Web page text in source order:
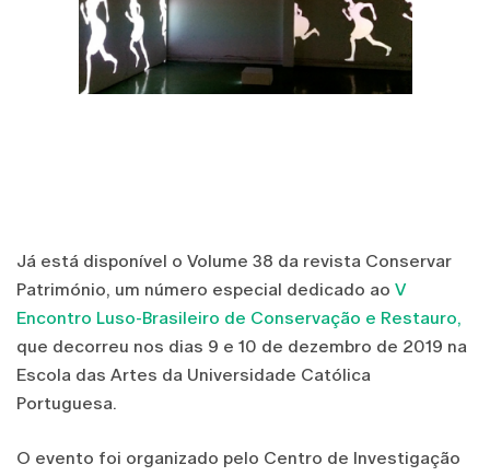
Já está disponível o Volume 38 da revista Conservar
Património, um número especial dedicado ao V
Encontro Luso-Brasileiro de Conservação e Restauro,
que decorreu nos dias 9 e 10 de dezembro de 2019 na
Escola das Artes da Universidade Católica
Portuguesa.
O evento foi organizado pelo Centro de Investigação